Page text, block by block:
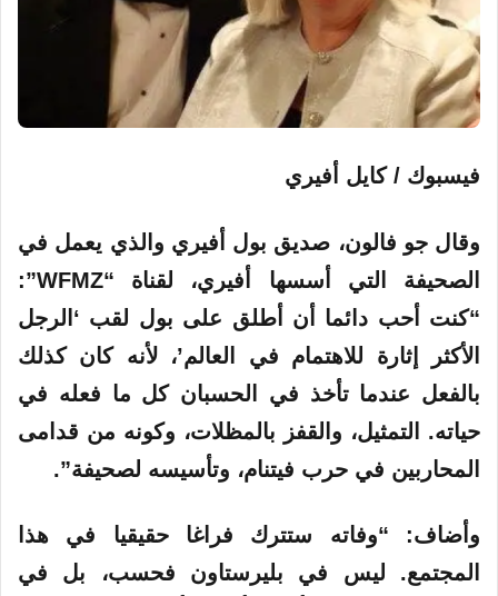
فيسبوك / كايل أفيري
وقال جو فالون، صديق بول أفيري والذي يعمل في
الصحيفة التي أسسها أفيري، لقناة “WFMZ”:
“كنت أحب دائما أن أطلق على بول لقب ‘الرجل
الأكثر إثارة للاهتمام في العالم’، لأنه كان كذلك
بالفعل عندما تأخذ في الحسبان كل ما فعله في
حياته. التمثيل، والقفز بالمظلات، وكونه من قدامى
المحاربين في حرب فيتنام، وتأسيسه لصحيفة”.
وأضاف: “وفاته ستترك فراغا حقيقيا في هذا
المجتمع. ليس في بليرستاون فحسب، بل في